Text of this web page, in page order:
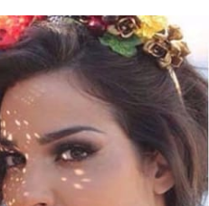
سياسة
إقتصاد
منوعات
كأس العالم